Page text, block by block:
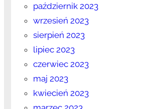
październik 2023
wrzesień 2023
sierpień 2023
lipiec 2023
czerwiec 2023
maj 2023
kwiecień 2023